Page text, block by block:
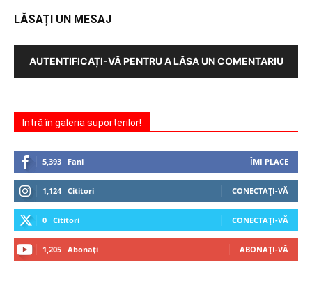
LĂSAȚI UN MESAJ
AUTENTIFICAȚI-VĂ PENTRU A LĂSA UN COMENTARIU
Intră în galeria suporterilor!
5,393 Fani ÎMI PLACE
1,124 Cititori CONECTAȚI-VĂ
0 Cititori CONECTAȚI-VĂ
1,205 Abonați ABONAȚI-VĂ